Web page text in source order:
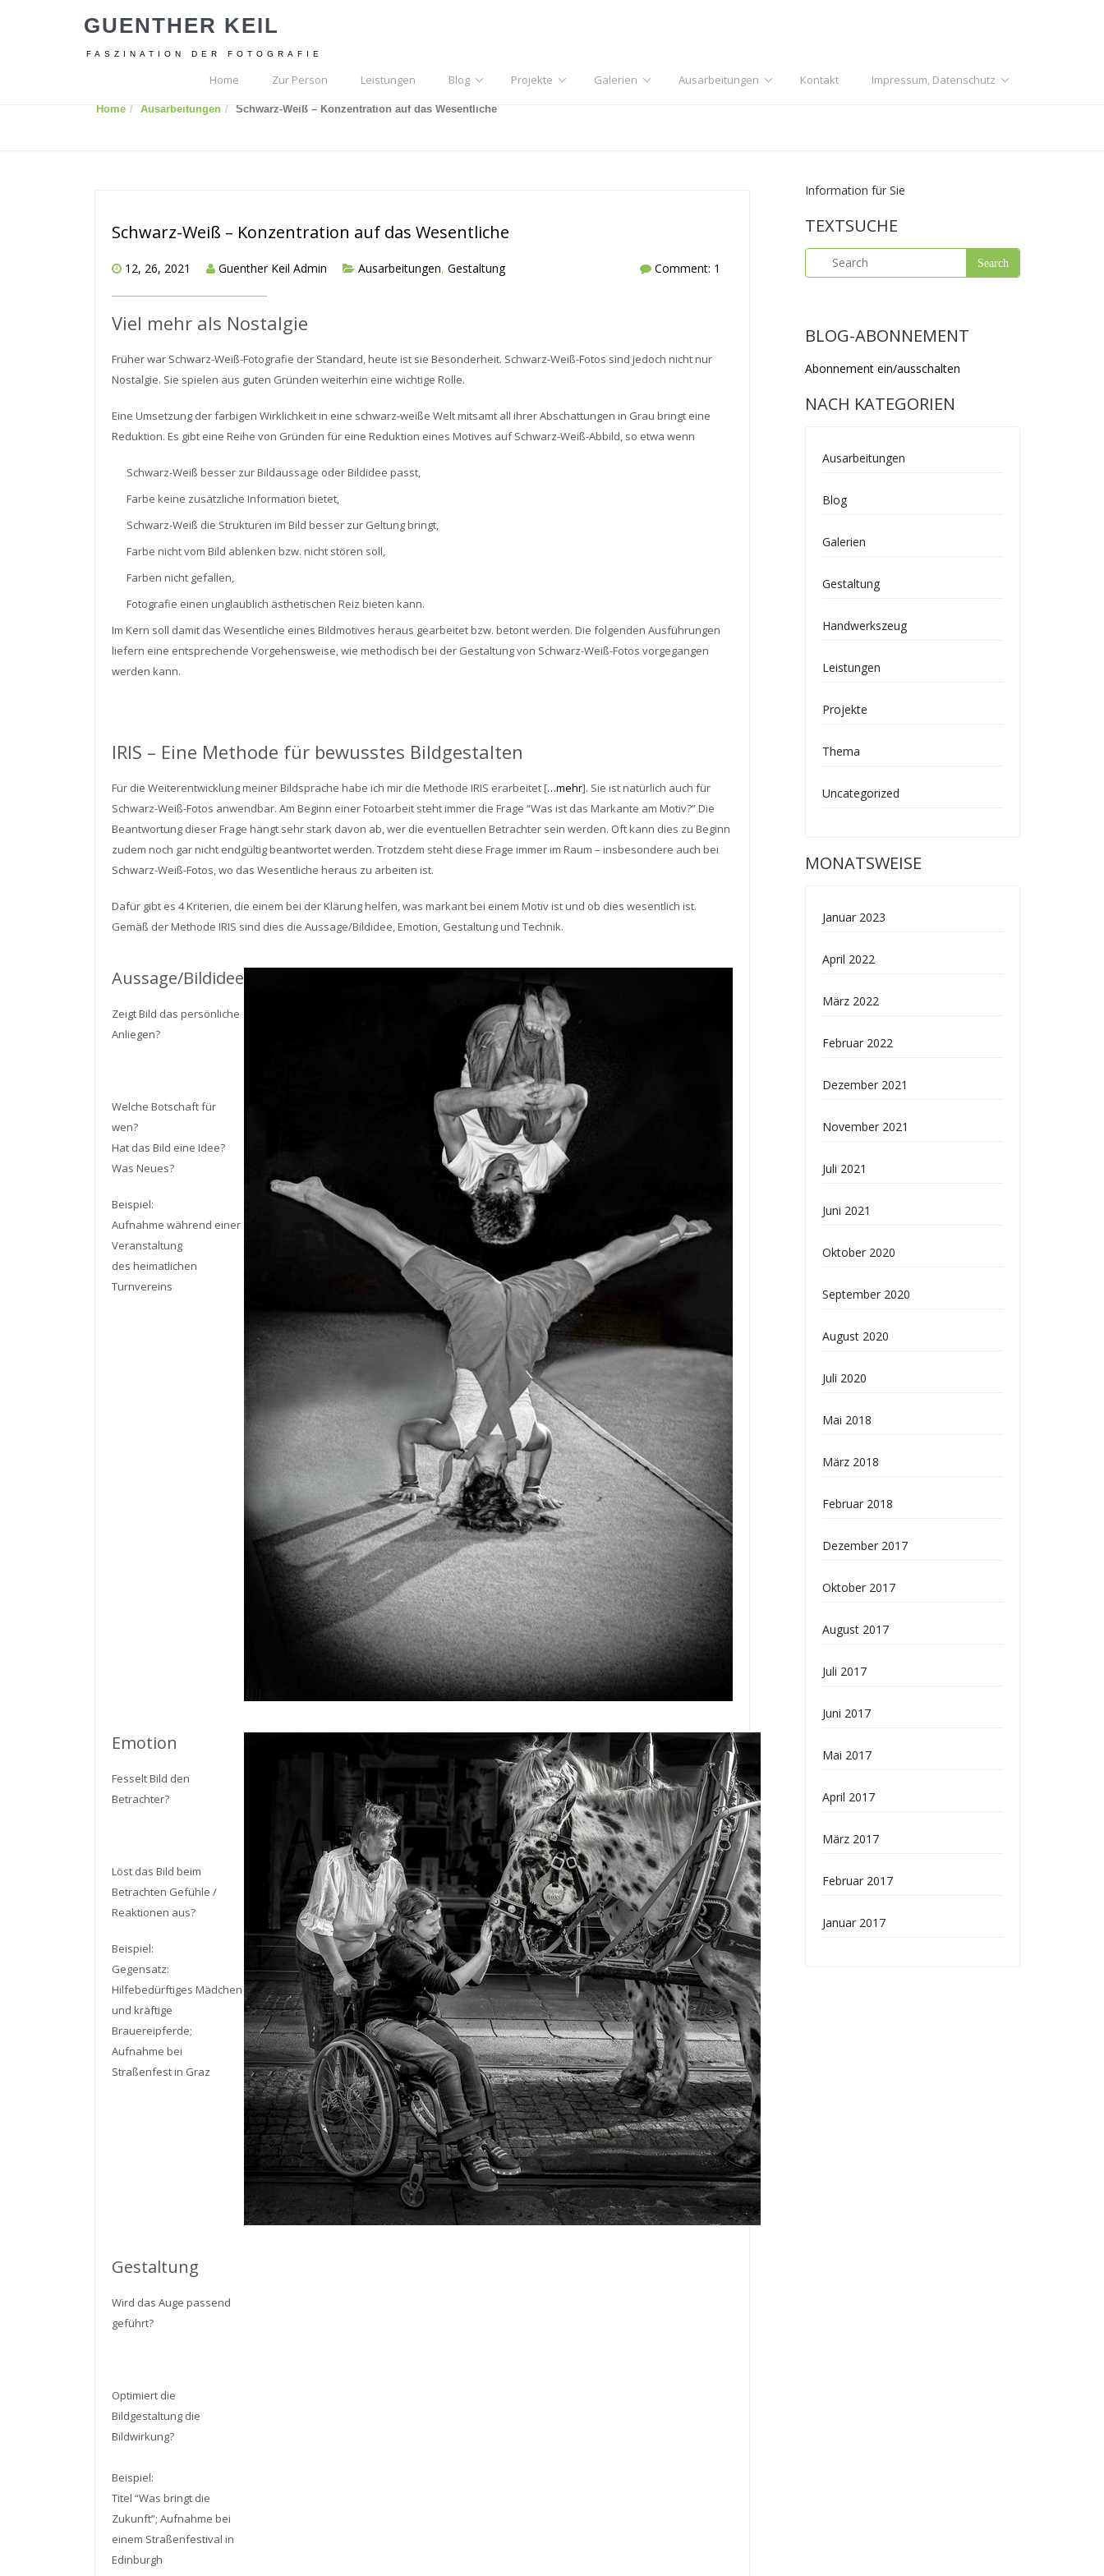
GUENTHER KEIL
FASZINATION DER FOTOGRAFIE
Home Zur Person Leistungen Blog Projekte Galerien Ausarbeitungen Kontakt Impressum, Datenschutz
Home Ausarbeitungen Schwarz-Weiß – Konzentration auf das Wesentliche
Schwarz-Weiß – Konzentration auf das Wesentliche
12, 26, 2021 Guenther Keil Admin Ausarbeitungen, Gestaltung Comment: 1
Viel mehr als Nostalgie
Früher war Schwarz-Weiß-Fotografie der Standard, heute ist sie Besonderheit. Schwarz-Weiß-Fotos sind jedoch nicht nur
Nostalgie. Sie spielen aus guten Gründen weiterhin eine wichtige Rolle.
Eine Umsetzung der farbigen Wirklichkeit in eine schwarz-weiße Welt mitsamt all ihrer Abschattungen in Grau bringt eine
Reduktion. Es gibt eine Reihe von Gründen für eine Reduktion eines Motives auf Schwarz-Weiß-Abbild, so etwa wenn
Schwarz-Weiß besser zur Bildaussage oder Bildidee passt,
Farbe keine zusätzliche Information bietet,
Schwarz-Weiß die Strukturen im Bild besser zur Geltung bringt,
Farbe nicht vom Bild ablenken bzw. nicht stören soll,
Farben nicht gefallen,
Fotografie einen unglaublich ästhetischen Reiz bieten kann.
Im Kern soll damit das Wesentliche eines Bildmotives heraus gearbeitet bzw. betont werden. Die folgenden Ausführungen
liefern eine entsprechende Vorgehensweise, wie methodisch bei der Gestaltung von Schwarz-Weiß-Fotos vorgegangen
werden kann.
IRIS – Eine Methode für bewusstes Bildgestalten
Für die Weiterentwicklung meiner Bildsprache habe ich mir die Methode IRIS erarbeitet […mehr]. Sie ist natürlich auch für
Schwarz-Weiß-Fotos anwendbar. Am Beginn einer Fotoarbeit steht immer die Frage “Was ist das Markante am Motiv?” Die
Beantwortung dieser Frage hängt sehr stark davon ab, wer die eventuellen Betrachter sein werden. Oft kann dies zu Beginn
zudem noch gar nicht endgültig beantwortet werden. Trotzdem steht diese Frage immer im Raum – insbesondere auch bei
Schwarz-Weiß-Fotos, wo das Wesentliche heraus zu arbeiten ist.
Dafür gibt es 4 Kriterien, die einem bei der Klärung helfen, was markant bei einem Motiv ist und ob dies wesentlich ist.
Gemäß der Methode IRIS sind dies die Aussage/Bildidee, Emotion, Gestaltung und Technik.
Aussage/Bildidee
Zeigt Bild das persönliche
Anliegen?
Welche Botschaft für
wen?
Hat das Bild eine Idee?
Was Neues?
Beispiel:
Aufnahme während einer
Veranstaltung
des heimatlichen
Turnvereins
Emotion
Fesselt Bild den
Betrachter?
Löst das Bild beim
Betrachten Gefühle /
Reaktionen aus?
Beispiel:
Gegensatz:
Hilfebedürftiges Mädchen
und kräftige
Brauereipferde;
Aufnahme bei
Straßenfest in Graz
Gestaltung
Wird das Auge passend
geführt?
Optimiert die
Bildgestaltung die
Bildwirkung?
Beispiel:
Titel “Was bringt die
Zukunft”; Aufnahme bei
einem Straßenfestival in
Edinburgh
Information für Sie
TEXTSUCHE
BLOG-ABONNEMENT
Abonnement ein/ausschalten
NACH KATEGORIEN
Ausarbeitungen
Blog
Galerien
Gestaltung
Handwerkszeug
Leistungen
Projekte
Thema
Uncategorized
MONATSWEISE
Januar 2023
April 2022
März 2022
Februar 2022
Dezember 2021
November 2021
Juli 2021
Juni 2021
Oktober 2020
September 2020
August 2020
Juli 2020
Mai 2018
März 2018
Februar 2018
Dezember 2017
Oktober 2017
August 2017
Juli 2017
Juni 2017
Mai 2017
April 2017
März 2017
Februar 2017
Januar 2017